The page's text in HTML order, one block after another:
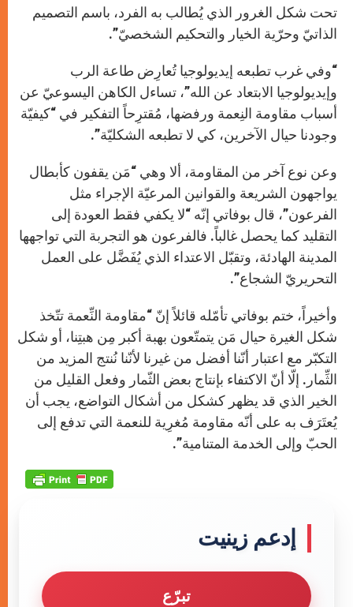
تحت شكل الغرور الذي يُطالب به الفرد، باسم التصميم
الذاتيّ وحرّية الخيار والتحكيم الشخصيّ”.
“وفي غرب تطبعه إيديولوجيا تُعارِض طاعة الرب
وإيديولوجيا الابتعاد عن الله”، تساءل الكاهن اليسوعيّ عن
أسباب مقاومة النِعمة ورفضها، مُقترِحاً التفكير في “كيفيّة
وجودنا حيال الآخرين، كي لا تطبعه الشكليّة”.
وعن نوع آخر من المقاومة، ألا وهي “مَن يقفون كأبطال
يواجهون الشريعة والقوانين المرعيّة الإجراء مثل
الفرعون”، قال بوفاتي إنّه “لا يكفي فقط العودة إلى
التقليد كما يحصل غالباً. فالفرعون هو التجربة التي تواجهها
المدينة الهادئة، وتقبّل الاعتداء الذي يُفَضَّل على العمل
التحريريّ الشجاع”.
وأخيراً، ختم بوفاتي تأمّله قائلاً إنّ “مقاومة النِّعمة تتّخذ
شكل الغيرة حيال مَن يتمتّعون بهبة أكبر مِن هبتِنا، أو شكل
التكبّر مع اعتبار أنّنا أفضل من غيرنا لأنّنا نُنتج المزيد من
الثِّمار. إلّا أنّ الاكتفاء بإنتاج بعض الثّمار وفعل القليل من
الخير الذي قد يظهر كشكل من أشكال التواضع، يجب أن
يُعتَرَف به على أنّه مقاومة مُغرِية للنعمة التي تدفع إلى
الحبّ وإلى الخدمة المتنامية”.
إدعم زينيت
تبرّع